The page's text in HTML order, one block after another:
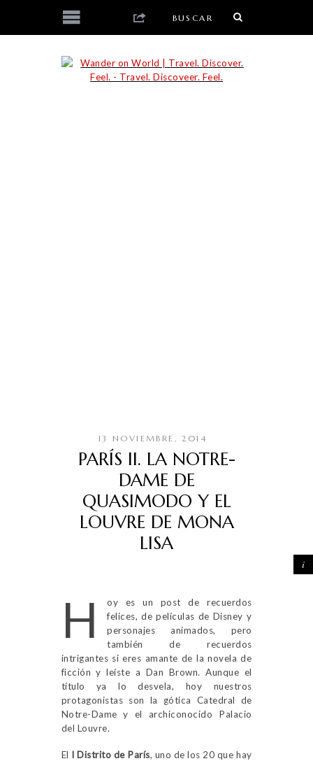
13 NOVIEMBRE, 2014
PARÍS II. LA NOTRE-
DAME DE
QUASIMODO Y EL
LOUVRE DE MONA
LISA
H
oy es un post de recuerdos
felices, de películas de Disney y
personajes animados, pero
también de recuerdos
intrigantes si eres amante de la novela de
ficción y leíste a Dan Brown. Aunque el
título ya lo desvela, hoy nuestros
protagonistas son la gótica Catedral de
Notre-Dame y el archiconocido Palacio
del Louvre.
El I Distrito de París, uno de los 20 que hay